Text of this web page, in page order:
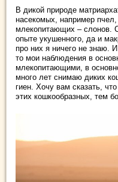
В дикой природе
насекомых, например
млекопитающих – слонов.
опыте укушенного, да и
про них я ничего не знаю.
то мои наблюдения в
млекопитающими, в
много лет снимаю диких
гиен. Хочу вам сказать,
этих кошкообразных, тем